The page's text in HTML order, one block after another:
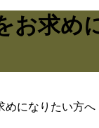
お求め
めになりたい方へ